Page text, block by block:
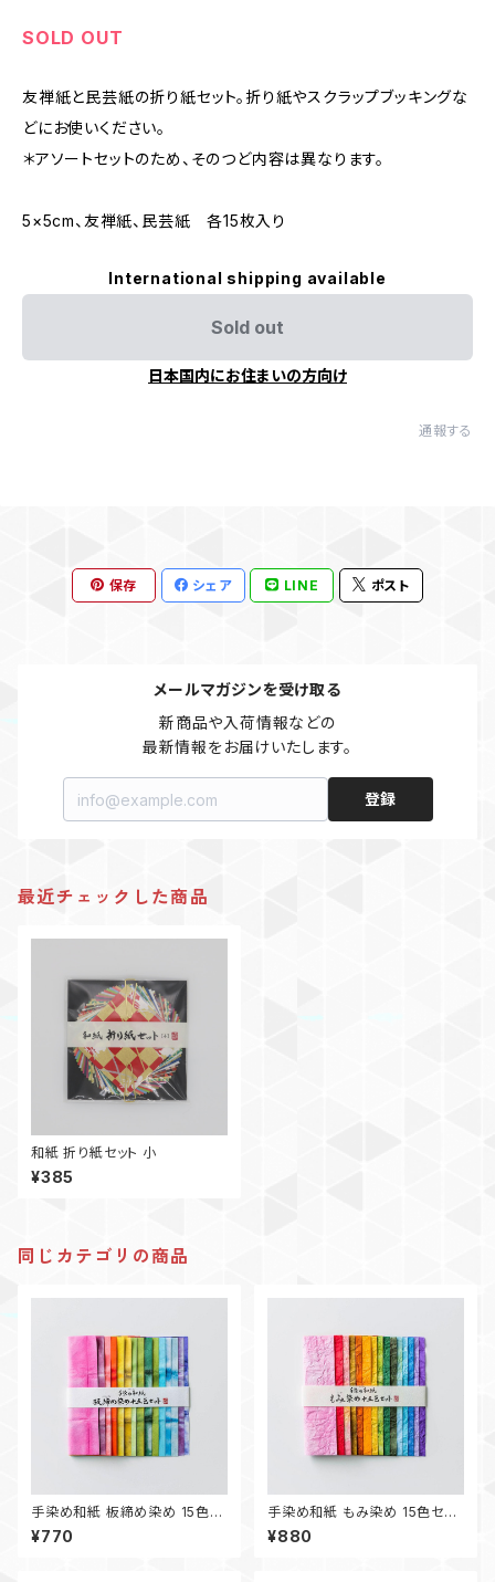
SOLD OUT
友禅紙と民芸紙の折り紙セット。折り紙やスクラップブッキングな
どにお使いください。
＊アソートセットのため、そのつど内容は異なります。
5×5cm、友禅紙、民芸紙 各15枚入り
International shipping available
Sold out
日本国内にお住まいの方向け
通報する
保存 シェア LINE ポスト
メールマガジンを受け取る
新商品や入荷情報などの
最新情報をお届けいたします。
登録
最近チェックした商品
和紙 折り紙セット 小
¥385
同じカテゴリの商品
手染め和紙 板締め染め 15色セ
ット
¥770
手染め和紙 もみ染め 15色セッ
ト
¥880